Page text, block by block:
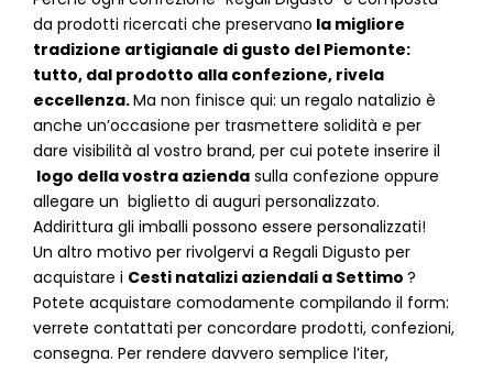
da prodotti ricercati che preservano la migliore
tradizione artigianale di gusto del Piemonte:
tutto, dal prodotto alla confezione, rivela
eccellenza.Ma non finisce qui: un regalo natalizio è
anche un’occasione per trasmettere solidità e per
dare visibilità al vostro brand, per cui potete inserire il
logo della vostra azienda sulla confezione oppure
allegare un biglietto di auguri personalizzato.
Addirittura gli imballi possono essere personalizzati!
Un altro motivo per rivolgervi a Regali Digusto per
acquistare i Cesti natalizi aziendali a Settimo ?
Potete acquistare comodamente compilando il form:
verrete contattati per concordare prodotti, confezioni,
consegna. Per rendere davvero semplice l’iter,